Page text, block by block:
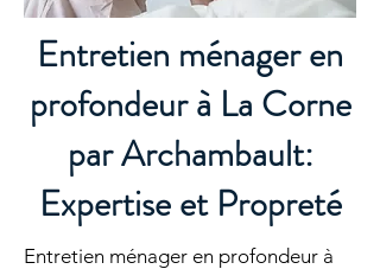
Entretien ménager en
profondeur à La Corne
par Archambault:
Expertise et Propreté
Entretien ménager en profondeur à